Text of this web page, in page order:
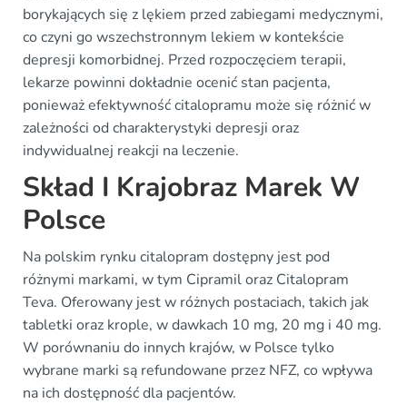
borykających się z lękiem przed zabiegami medycznymi,
co czyni go wszechstronnym lekiem w kontekście
depresji komorbidnej. Przed rozpoczęciem terapii,
lekarze powinni dokładnie ocenić stan pacjenta,
ponieważ efektywność citalopramu może się różnić w
zależności od charakterystyki depresji oraz
indywidualnej reakcji na leczenie.
Skład I Krajobraz Marek W
Polsce
Na polskim rynku citalopram dostępny jest pod
różnymi markami, w tym Cipramil oraz Citalopram
Teva. Oferowany jest w różnych postaciach, takich jak
tabletki oraz krople, w dawkach 10 mg, 20 mg i 40 mg.
W porównaniu do innych krajów, w Polsce tylko
wybrane marki są refundowane przez NFZ, co wpływa
na ich dostępność dla pacjentów.